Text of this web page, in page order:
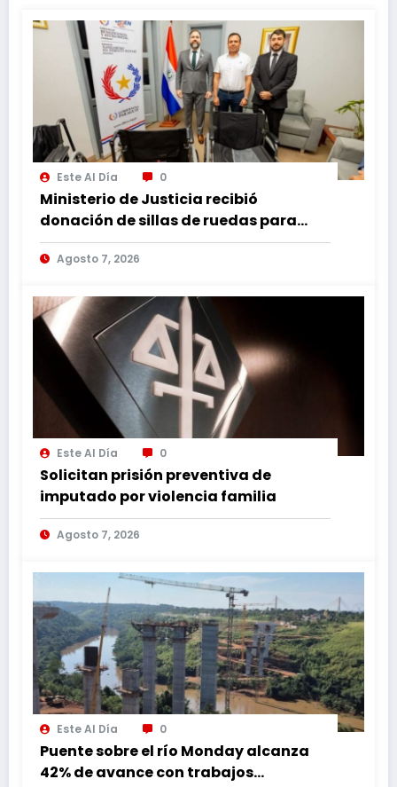
Este Al Día 0
Ministerio de Justicia recibió
donación de sillas de ruedas para
internos vulnerables
Agosto 7, 2026
Este Al Día 0
Solicitan prisión preventiva de
imputado por violencia familia
Agosto 7, 2026
Este Al Día 0
Puente sobre el río Monday alcanza
42% de avance con trabajos